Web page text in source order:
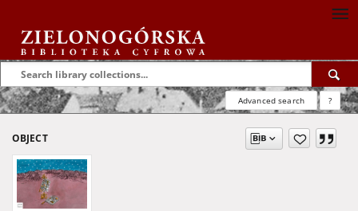
Advanced search ?
OBJECT